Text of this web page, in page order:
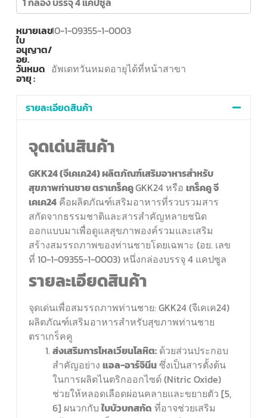
หมายเลข
ใบ
อนุญาต/
อย.
10-1-09355-1-0003
วันหมด
อายุ :
อัพเดทวันหมดอายุได้ที่หน้าสาขา
รายละเอียดสินค้า
จุดเด่นสินค้า
GKK24 (จีเคเค24) ผลิตภัณฑ์เสริมอาหารสำหรับ
สุขภาพท่านชาย ตราเกร็คคูGKK24 หรือ เกร็คคู จี
เคเค24คือผลิตภัณฑ์เสริมอาหารที่รวบรวมสาร
สกัดจากธรรมชาติและสารสำคัญหลายชนิด
ออกแบบมาเพื่อดูแลสุขภาพองค์รวมและเสริม
สร้างสมรรถภาพของท่านชายโดยเฉพาะ (อย. เลข
ที่ 10-1-09355-1-0003) หนึ่งกล่องบรรจุ 4 แคปซูล
รายละเอียดสินค้า
จุดเด่นเพื่อสมรรถภาพท่านชาย: GKK24 (จีเคเค24)
ผลิตภัณฑ์เสริมอาหารสำหรับสุขภาพท่านชาย
ตราเกร็คคู
ส่งเสริมการไหลเวียนโลหิต:ด้วยส่วนประกอบ
สำคัญอย่าง แอล-อาร์จินีนซึ่งเป็นสารตั้งต้น
ในการผลิตไนตริกออกไซด์ (Nitric Oxide)
ช่วยให้หลอดเลือดผ่อนคลายและขยายตัว [5,
6] ผนวกกับใบบัวบกสกัด ที่อาจช่วยเสริม